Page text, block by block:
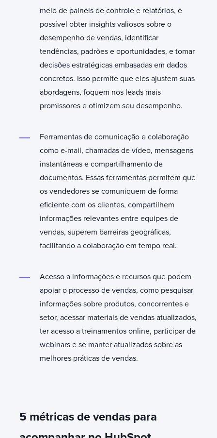
meio de painéis de controle e relatórios, é
possível obter insights valiosos sobre o
desempenho de vendas, identificar
tendências, padrões e oportunidades, e tomar
decisões estratégicas embasadas em dados
concretos. Isso permite que eles ajustem suas
abordagens, foquem nos leads mais
promissores e otimizem seu desempenho.
Ferramentas de comunicação e colaboração
como e-mail, chamadas de vídeo, mensagens
instantâneas e compartilhamento de
documentos. Essas ferramentas permitem que
os vendedores se comuniquem de forma
eficiente com os clientes, compartilhem
informações relevantes entre equipes de
vendas, superem barreiras geográficas,
facilitando a colaboração em tempo real.
Acesso a informações e recursos que podem
apoiar o processo de vendas, como pesquisar
informações sobre produtos, concorrentes e
setor, acessar materiais de vendas atualizados,
ter acesso a treinamentos online, participar de
webinars e se manter atualizados sobre as
melhores práticas de vendas.
5 métricas de vendas para